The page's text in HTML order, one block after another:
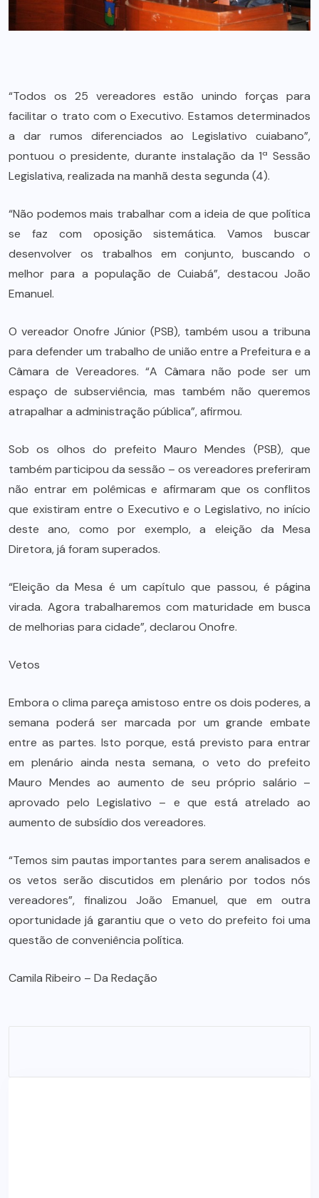
“Todos os 25 vereadores estão unindo forças para
facilitar o trato com o Executivo. Estamos determinados
a dar rumos diferenciados ao Legislativo cuiabano”,
pontuou o presidente, durante instalação da 1ª Sessão
Legislativa, realizada na manhã desta segunda (4).
“Não podemos mais trabalhar com a ideia de que política
se faz com oposição sistemática. Vamos buscar
desenvolver os trabalhos em conjunto, buscando o
melhor para a população de Cuiabá”, destacou João
Emanuel.
O vereador Onofre Júnior (PSB), também usou a tribuna
para defender um trabalho de união entre a Prefeitura e a
Câmara de Vereadores. “A Câmara não pode ser um
espaço de subserviência, mas também não queremos
atrapalhar a administração pública”, afirmou.
Sob os olhos do prefeito Mauro Mendes (PSB), que
também participou da sessão – os vereadores preferiram
não entrar em polêmicas e afirmaram que os conflitos
que existiram entre o Executivo e o Legislativo, no início
deste ano, como por exemplo, a eleição da Mesa
Diretora, já foram superados.
“Eleição da Mesa é um capítulo que passou, é página
virada. Agora trabalharemos com maturidade em busca
de melhorias para cidade”, declarou Onofre.
Vetos
Embora o clima pareça amistoso entre os dois poderes, a
semana poderá ser marcada por um grande embate
entre as partes. Isto porque, está previsto para entrar
em plenário ainda nesta semana, o veto do prefeito
Mauro Mendes ao aumento de seu próprio salário –
aprovado pelo Legislativo – e que está atrelado ao
aumento de subsídio dos vereadores.
“Temos sim pautas importantes para serem analisados e
os vetos serão discutidos em plenário por todos nós
vereadores”, finalizou João Emanuel, que em outra
oportunidade já garantiu que o veto do prefeito foi uma
questão de conveniência política.
Camila Ribeiro – Da Redação